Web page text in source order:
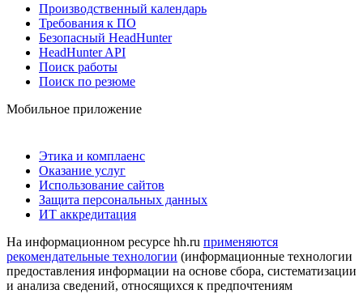
Производственный календарь
Требования к ПО
Безопасный HeadHunter
HeadHunter API
Поиск работы
Поиск по резюме
Мобильное приложение
Этика и комплаенс
Оказание услуг
Использование сайтов
Защита персональных данных
ИТ аккредитация
На информационном ресурсе hh.ru применяются
рекомендательные технологии (информационные технологии
предоставления информации на основе сбора, систематизации
и анализа сведений, относящихся к предпочтениям